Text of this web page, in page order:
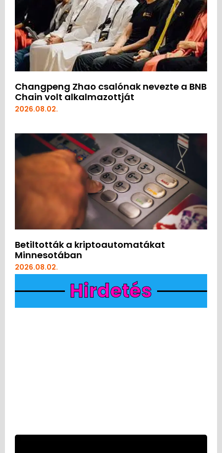
Changpeng Zhao csalónak nevezte a BNB
Chain volt alkalmazottját
2026.08.02.
Betiltották a kriptoautomatákat
Minnesotában
2026.08.02.
Hirdetés